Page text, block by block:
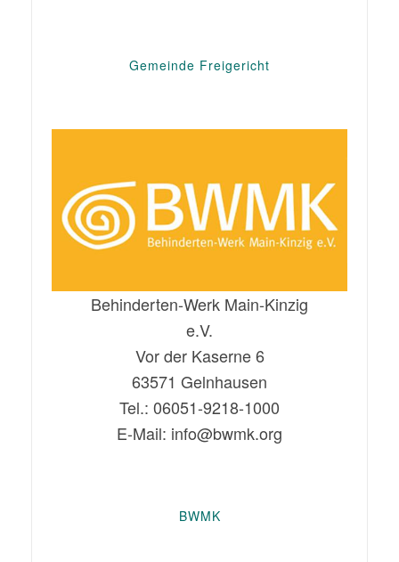
Gemeinde Freigericht
Behinderten-Werk Main-Kinzig
e.V.
Vor der Kaserne 6
63571 Gelnhausen
Tel.: 06051-9218-1000
E-Mail: info@bwmk.org
BWMK